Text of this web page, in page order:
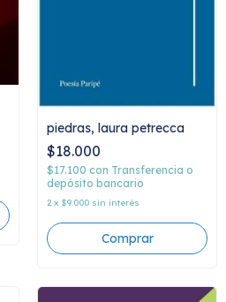
piedras, laura petrecca
$18.000
$17.100 con Transferencia o
depósito bancario
2 x $9.000 sin interés